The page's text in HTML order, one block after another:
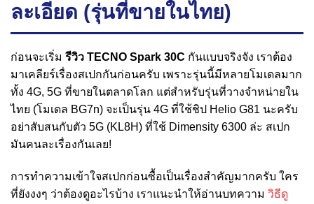
ละเอียด (รุ่นที่ขายในไทย)
ก่อนจะเริ่ม รีวิว TECNO Spark 30C กันแบบจริงจัง เราต้อง
มาเคลียร์เรื่องสเปกกันก่อนครับ เพราะรุ่นนี้มีหลายโมเดลมาก
ทั้ง 4G, 5G ที่ขายในตลาดโลก แต่สำหรับรุ่นที่วางจำหน่ายใน
ไทย (โมเดล BG7n) จะเป็นรุ่น 4G ที่ใช้ชิป Helio G81 นะครับ
อย่าสับสนกับตัว 5G (KL8H) ที่ใช้ Dimensity 6300 ล่ะ สเปก
มันคนละเรื่องกันเลย!
การทำความเข้าใจสเปกก่อนซื้อเป็นเรื่องสำคัญมากครับ ใคร
ที่ยังงงๆ ว่าต้องดูอะไรบ้าง เราแนะนำให้อ่านบทความ วิธีดู